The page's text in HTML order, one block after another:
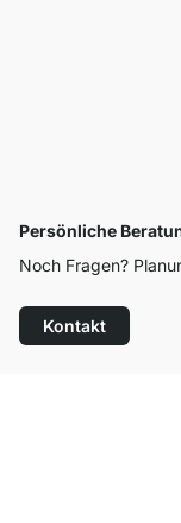
Persönliche
Noch Fragen?
Kontakt